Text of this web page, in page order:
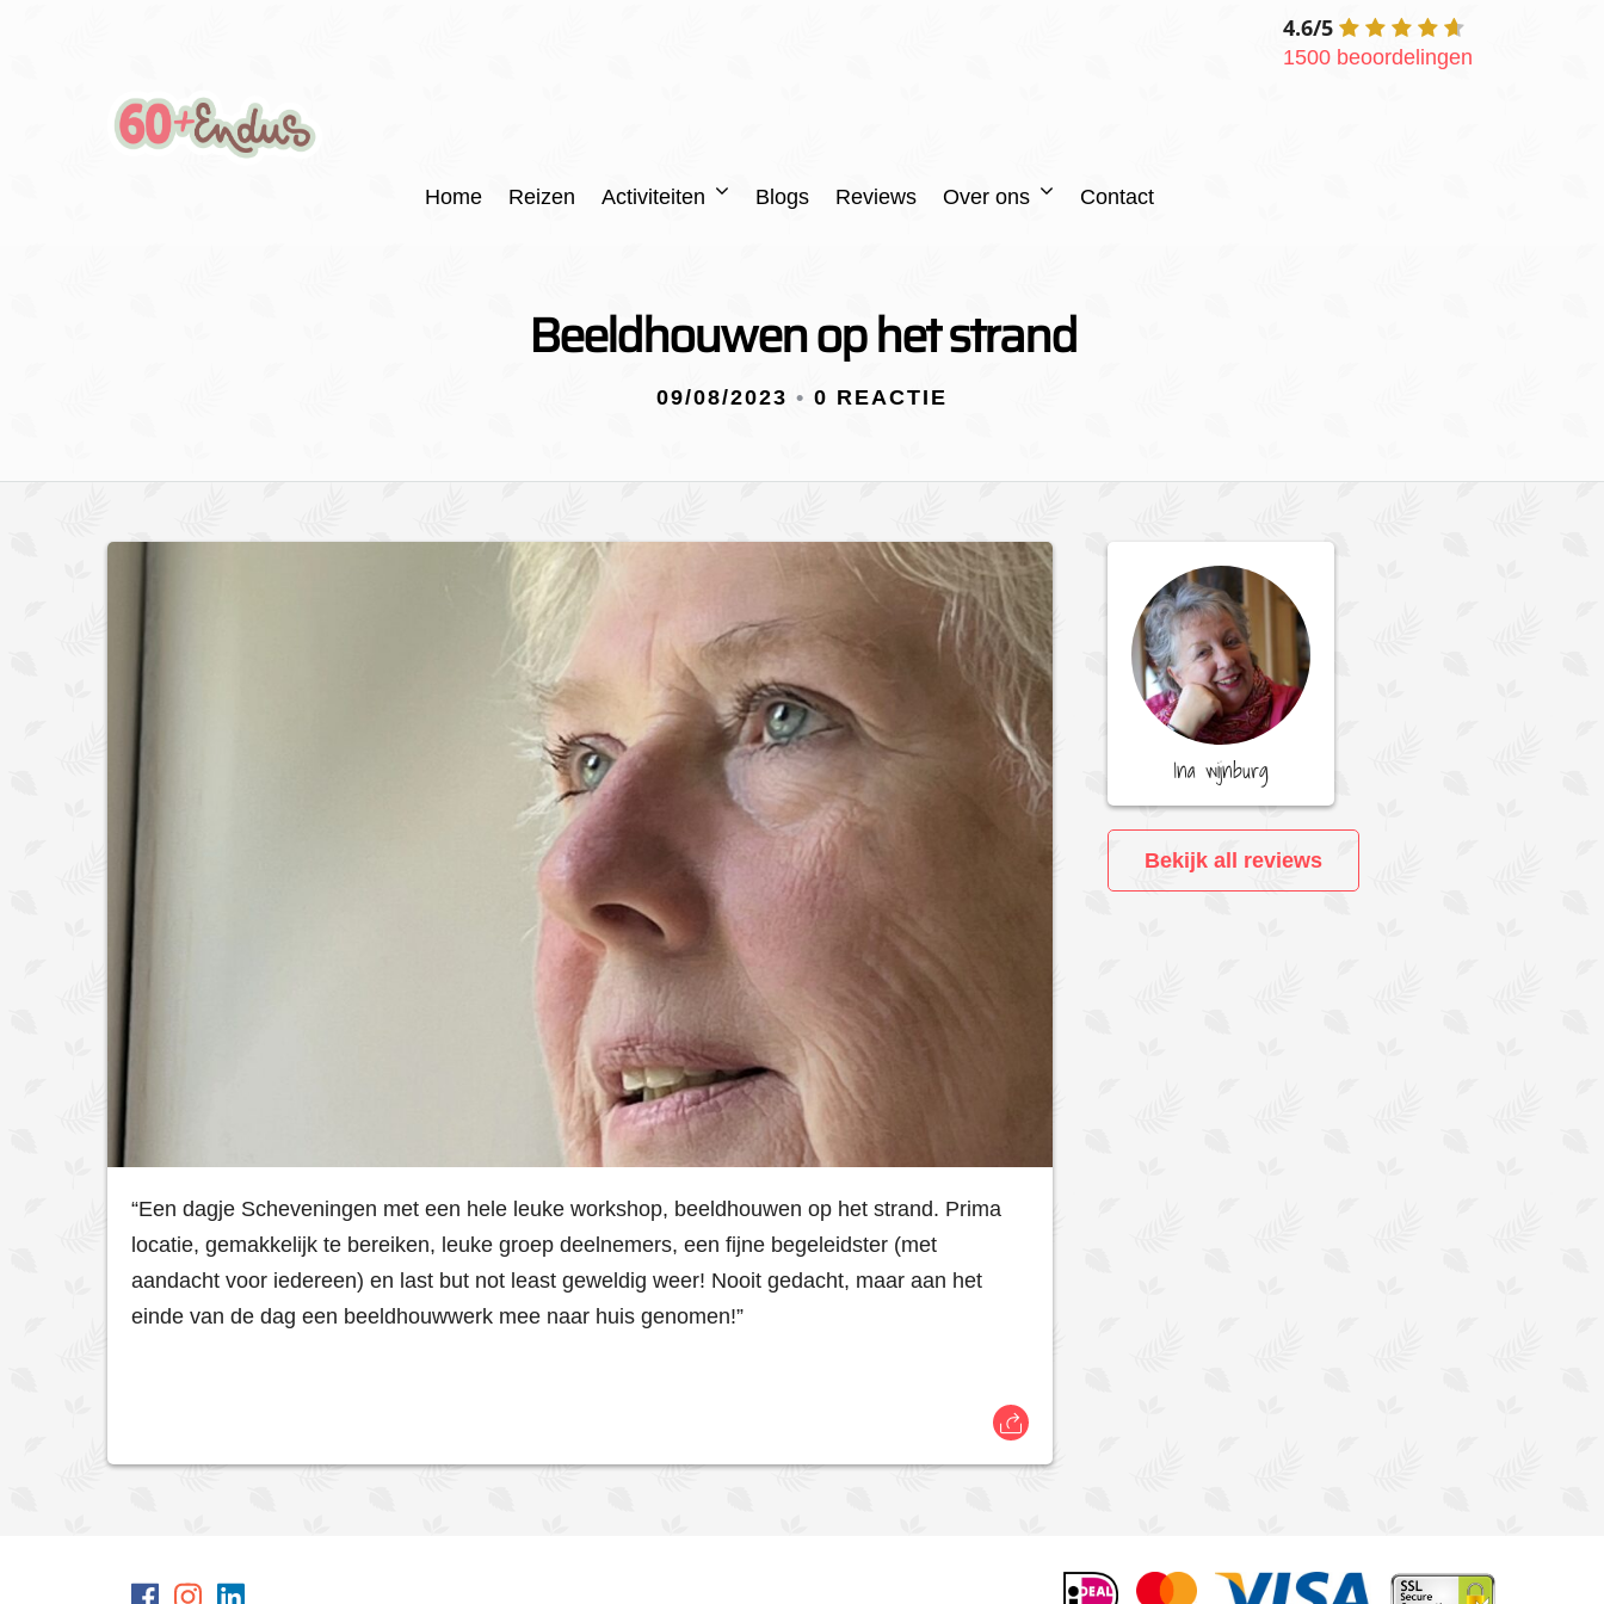
4.6/5
1500 beoordelingen
Home Reizen Activiteiten Blogs Reviews Over ons Contact
Beeldhouwen op het strand
09/08/2023 • 0 REACTIE
“Een dagje Scheveningen met een hele leuke workshop, beeldhouwen op het strand. Prima
locatie, gemakkelijk te bereiken, leuke groep deelnemers, een fijne begeleidster (met
aandacht voor iedereen) en last but not least geweldig weer! Nooit gedacht, maar aan het
einde van de dag een beeldhouwwerk mee naar huis genomen!”
Ina wijnburg
Bekijk all reviews